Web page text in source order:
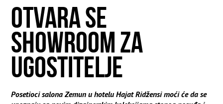
OTVARA SE
SHOWROOM ZA
UGOSTITELJE
Posetioci salona Zemun u hotelu Hajat Ridžensi moći će da se